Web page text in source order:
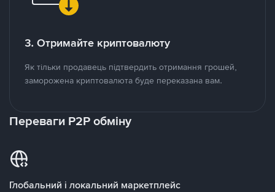
3. Отримайте криптовалюту
Як тільки продавець підтвердить отримання грошей,
заморожена криптовалюта буде переказана вам.
Переваги P2P обміну
Глобальний і локальний маркетплейс